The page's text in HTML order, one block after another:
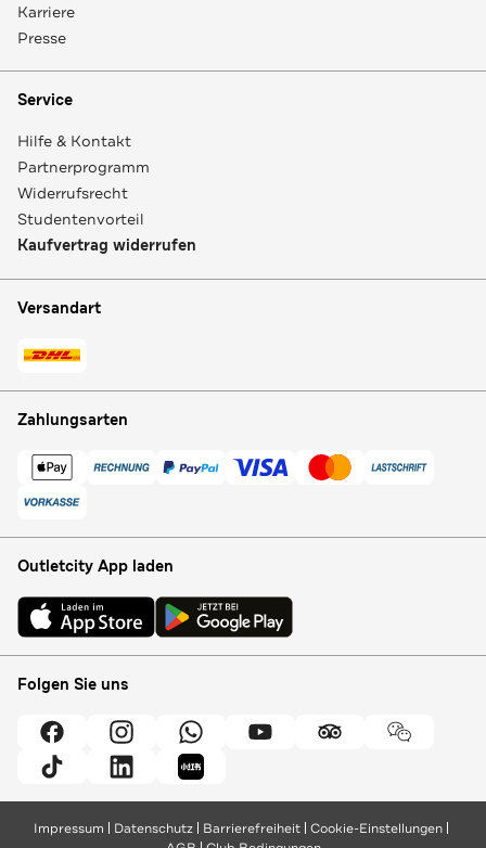
Karriere
Presse
Service
Hilfe & Kontakt
Partnerprogramm
Widerrufsrecht
Studentenvorteil
Kaufvertrag widerrufen
Versandart
Zahlungsarten
Outletcity App laden
Folgen Sie uns
Impressum Datenschutz Barrierefreiheit Cookie-Einstellungen